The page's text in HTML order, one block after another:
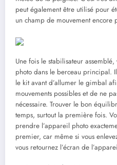
peut également être utilisé pour
un champ de mouvement encore
Une fois le stabilisateur
photo dans le berceau principal.
le kit avant d’allumer le gimbal
mouvements possibles et de ne
nécessaire. Trouver le bon
temps, surtout la première fois.
prendre l’appareil photo
premier, car même si vous
vous retournez l’écran de